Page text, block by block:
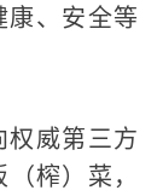
、安全等
威第三方
榨）菜，